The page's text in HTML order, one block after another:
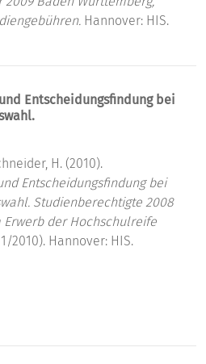
Hannover: HIS.
Entscheidungsfindung bei
H. (2010).
Entscheidungsfindung bei
Studienberechtigte 2008
der Hochschulreife
2010). Hannover: HIS.